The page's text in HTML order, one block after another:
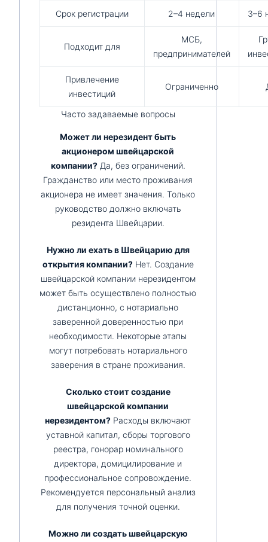
Срок регистрации 2–4 недели 3–6
Подходит для
МСБ,
предпринимателей
Привлечение
инвестиций
Ограниченно
Часто задаваемые вопросы
Может ли нерезидент быть
акционером швейцарской
компании?Да, без ограничений.
Гражданство или место проживания
акционера не имеет значения. Только
руководство должно включать
резидента Швейцарии.
Нужно ли ехать в Швейцарию для
открытия компании?Нет. Создание
швейцарской компании нерезидентом
может быть осуществлено полностью
дистанционно, с нотариально
заверенной доверенностью при
необходимости. Некоторые этапы
могут потребовать нотариального
заверения в стране проживания.
Сколько стоит создание
швейцарской компании
нерезидентом? Расходы включают
уставной капитал, сборы торгового
реестра, гонорар номинального
директора, домицилирование и
профессиональное сопровождение.
Рекомендуется персональный анализ
для получения точной оценки.
Можно ли создать швейцарскую